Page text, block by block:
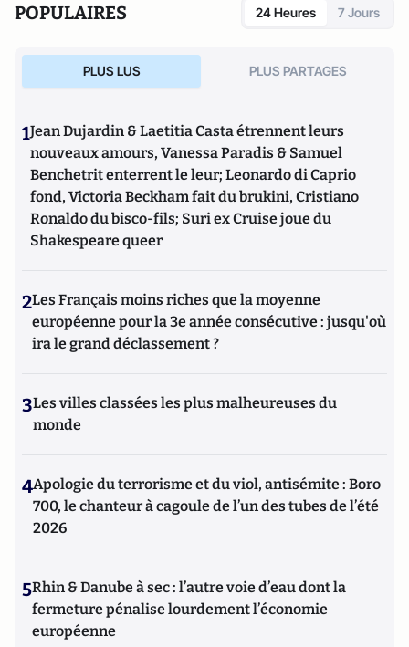
POPULAIRES 24 Heures 7 Jours
PLUS LUS PLUS PARTAGES
1Jean Dujardin & Laetitia Casta étrennent leurs
nouveaux amours, Vanessa Paradis & Samuel
Benchetrit enterrent le leur; Leonardo di Caprio
fond, Victoria Beckham fait du brukini, Cristiano
Ronaldo du bisco-fils; Suri ex Cruise joue du
Shakespeare queer
2Les Français moins riches que la moyenne
européenne pour la 3e année consécutive : jusqu'où
ira le grand déclassement ?
3Les villes classées les plus malheureuses du
monde
4Apologie du terrorisme et du viol, antisémite : Boro
700, le chanteur à cagoule de l’un des tubes de l’été
2026
5Rhin & Danube à sec : l’autre voie d’eau dont la
fermeture pénalise lourdement l’économie
européenne